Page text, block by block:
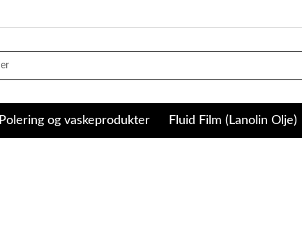
Polering og vaskeprodukter Fluid Film (Lanolin Olje)